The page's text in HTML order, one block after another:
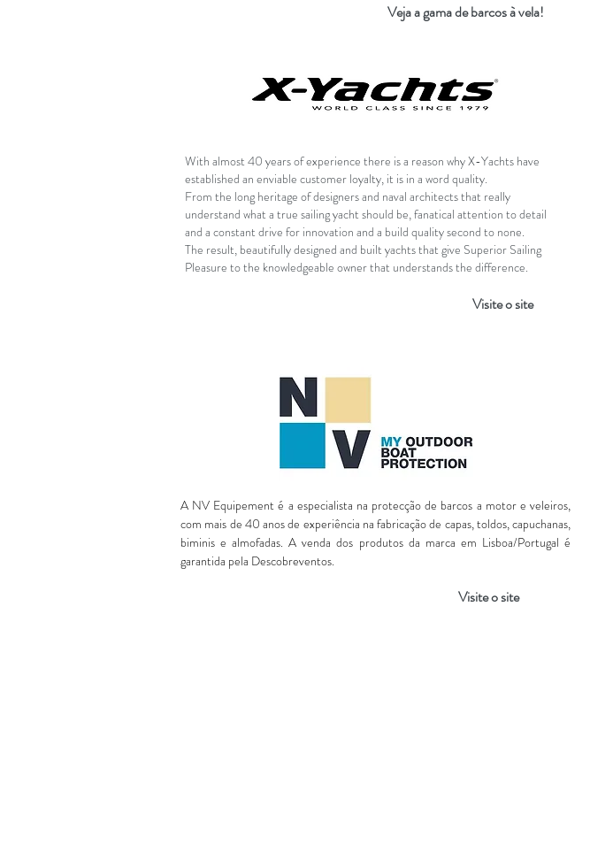
Veja a gama de barcos à vela!
With almost 40 years of experience there is a reason why X-Yachts have
established an enviable customer loyalty, it is in a word quality.
From the long heritage of designers and naval architects that really
understand what a true sailing yacht should be, fanatical attention to detail
and a constant drive for innovation and a build quality second to none.
The result, beautifully designed and built yachts that give Superior Sailing
Pleasure to the knowledgeable owner that understands the difference.
Visite o site
Visite o site
A NV Equipement é a especialista na protecção de barcos a motor e veleiros,
com mais de 40 anos de experiência na fabricação de capas, toldos, capuchanas,
biminis e almofadas. A venda dos produtos da marca em Lisboa/Portugal é
garantida pela Descobreventos.